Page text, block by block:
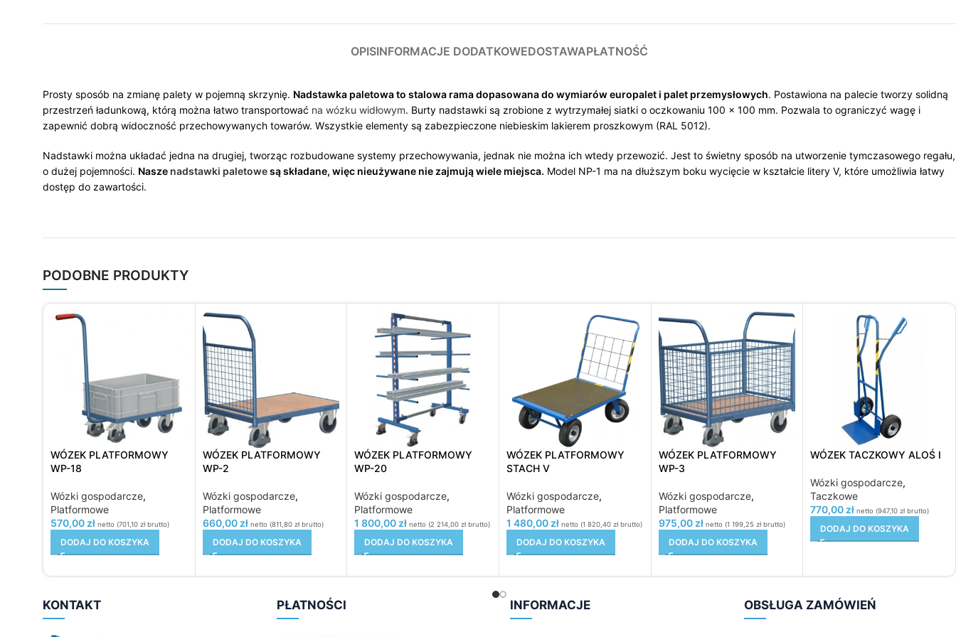
OPISINFORMACJE DODATKOWEDOSTAWAPŁATNOŚĆ
Prosty sposób na zmianę palety w pojemną skrzynię. Nadstawka paletowa to stalowa rama dopasowana do wymiarów europalet i palet przemysłowych. Postawiona na palecie tworzy solidną
przestrzeń ładunkową, którą można łatwo transportować na wózku widłowym. Burty nadstawki są zrobione z wytrzymałej siatki o oczkowaniu 100 x 100 mm. Pozwala to ograniczyć wagę i
zapewnić dobrą widoczność przechowywanych towarów. Wszystkie elementy są zabezpieczone niebieskim lakierem proszkowym (RAL 5012).
Nadstawki można układać jedna na drugiej, tworząc rozbudowane systemy przechowywania, jednak nie można ich wtedy przewozić. Jest to świetny sposób na utworzenie tymczasowego regału,
o dużej pojemności. Nasze nadstawki paletowesą składane, więc nieużywane nie zajmują wiele miejsca. Model NP-1 ma na dłuższym boku wycięcie w kształcie litery V, które umożliwia łatwy
dostęp do zawartości.
PODOBNE PRODUKTY
WÓZEK PLATFORMOWY
WP-18
Wózki gospodarcze,
Platformowe
570,00 zł netto (701,10 zł brutto)
DODAJ DO KOSZYKA
WÓZEK PLATFORMOWY
WP-2
Wózki gospodarcze,
Platformowe
660,00 zł netto (811,80 złbrutto)
DODAJ DO KOSZYKA
WÓZEK PLATFORMOWY
WP-20
Wózki gospodarcze,
Platformowe
1 800,00 zł netto (2 214,00zł brutto)
DODAJ DO KOSZYKA
WÓZEK PLATFORMOWY
STACH V
Wózki gospodarcze,
Platformowe
1 480,00 zł netto (1 820,40 złbrutto)
DODAJ DO KOSZYKA
WÓZEK PLATFORMOWY
WP-3
Wózki gospodarcze,
Platformowe
975,00 zł netto (1 199,25 złbrutto)
DODAJ DO KOSZYKA
WÓZEK TACZKOWY ALOŚ I
Wózki gospodarcze,
Taczkowe
770,00 zł netto (947,10zł brutto)
DODAJ DO KOSZYKA
KONTAKT PŁATNOŚCI INFORMACJE OBSŁUGA ZAMÓWIEŃ